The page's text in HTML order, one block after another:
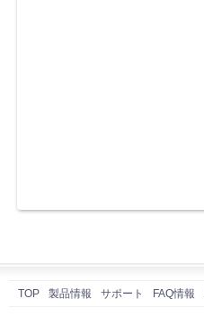
TOP 製品情報 サポート FAQ情報